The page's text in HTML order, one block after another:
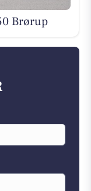
Brørup